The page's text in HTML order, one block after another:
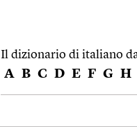
Il dizionario di italiano
A B C D E F G H